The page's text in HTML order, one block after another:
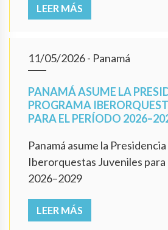
LEER MÁS
11/05/2026- Panamá
PANAMÁ ASUME LA
PROGRAMA
PARA EL PERÍODO
Panamá asume la
Iberorquestas Juveniles
2026–2029
LEER MÁS